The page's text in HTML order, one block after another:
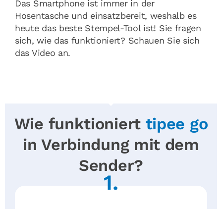
Das Smartphone ist immer in der
Hosentasche und einsatzbereit, weshalb es
heute das beste Stempel-Tool ist! Sie fragen
sich, wie das funktioniert? Schauen Sie sich
das Video an.
Wie funktioniert tipee go
in Verbindung mit dem
Sender?
1.